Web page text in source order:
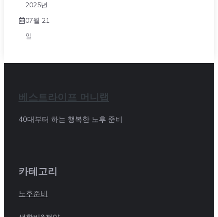
2025년
07월 21
일
베스트라이프 머니랩
40대부터 하는 행복한 노후 준비
카테고리
노후준비